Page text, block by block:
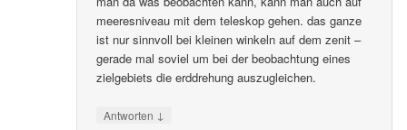
meeresniveau mit dem teleskop gehen. das ganze
ist nur sinnvoll bei kleinen winkeln auf dem zenit –
gerade mal soviel um bei der beobachtung eines
zielgebiets die erddrehung auszugleichen.
Antworten ↓